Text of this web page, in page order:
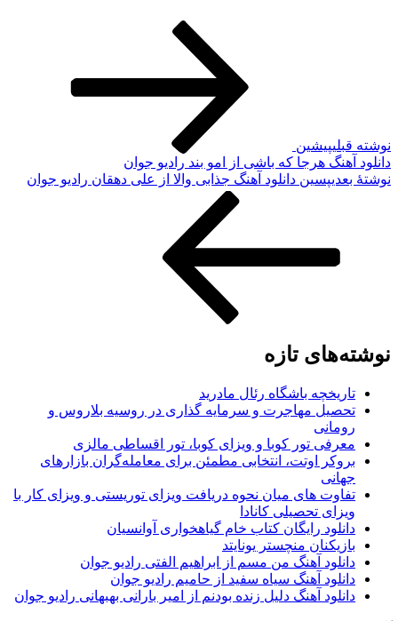
قبلیپیشین
آهنگ هرجا که باشی از امو بند رادیو جوان
بعدیپسین دانلود آهنگ جذابی والا از علی دهقان رادیو جوان
تازه
تاریخچه باشگاه رئال مادرید
تحصیل مهاجرت و سرمایه گذاری در روسیه بلاروس و
رومانی
معرفی تور کوبا و ویزای کوبا، تور اقساطی مالزی
بروکر اوتت، انتخابی مطمئن برای معامله‌گران بازارهای
جهانی
تفاوت های میان نحوه دریافت ویزای توریستی و ویزای کار با
ویزای تحصیلی کانادا
دانلود رایگان کتاب خام گیاهخواری آوانسیان
بازیکنان منچستر یونایتد
دانلود آهنگ من مسم از ابراهیم الفتی رادیو جوان
دانلود آهنگ سیاه سفید از حامیم رادیو جوان
دانلود آهنگ دلیل زنده بودنم از امیر بارانی بهبهانی رادیو جوان